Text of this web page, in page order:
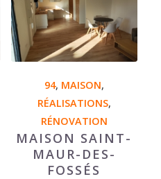
94, MAISON,
RÉALISATIONS,
RÉNOVATION
MAISON SAINT-
MAUR-DES-
FOSSÉS